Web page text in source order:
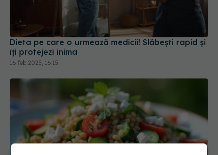
Dieta pe care o urmează medicii! Slăbești rapid și
îți protejezi inima
16 feb 2025, 16:15